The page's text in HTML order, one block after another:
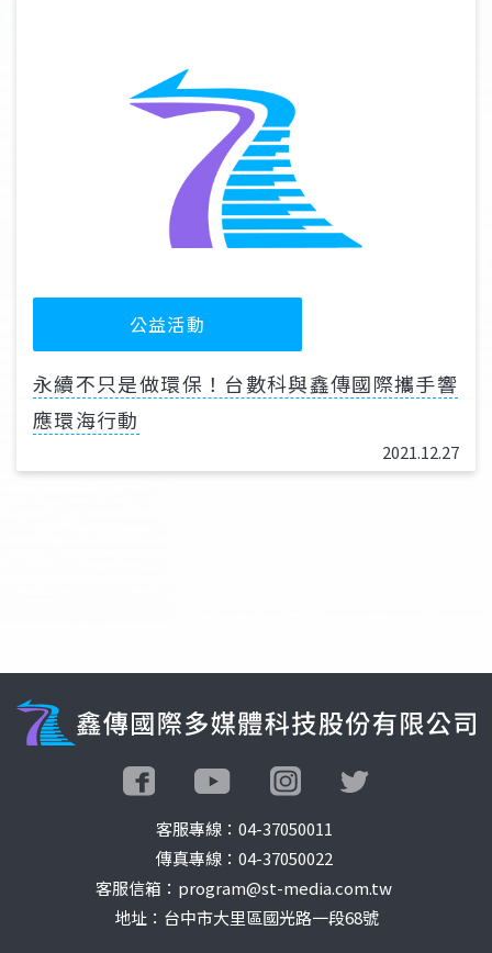
公益活動
永續不只是做環保！台數科與鑫傳國際攜手響
應環海行動
2021.12.27
客服專線： 04-37050011
傳真專線：04-37050022
客服信箱：program@st-media.com.tw
地址：台中市大里區國光路一段68號